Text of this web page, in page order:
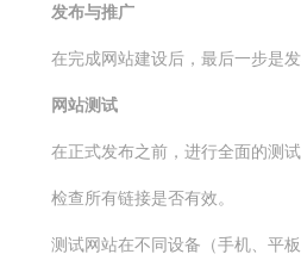
发布与推广
在完成网站建设后，最后一步是
网站测试
在正式发布之前，进行全面的测
检查所有链接是否有效。
测试网站在不同设备（手机、平